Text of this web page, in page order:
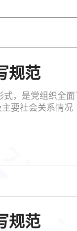
规范
，是党组织全
要社会关系情
规范